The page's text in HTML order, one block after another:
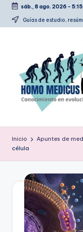
Saltar
sáb., 8 ago. 2026 -
Guías de estudio,
o
m
m
d
estudio,
tips
Inicio Apuntes de
célula